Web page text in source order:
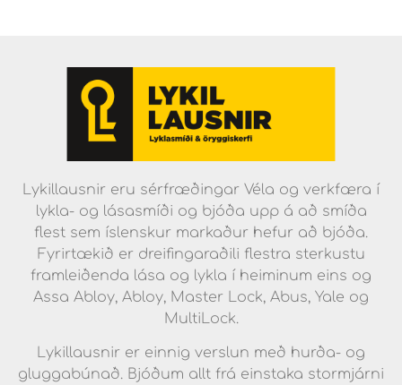
Lykillausnir eru sérfræðingar Véla og verkfæra í
lykla- og lásasmíði og bjóða upp á að smíða
flest sem íslenskur markaður hefur að bjóða.
Fyrirtækið er dreifingaraðili flestra sterkustu
framleiðenda lása og lykla í heiminum eins og
Assa Abloy, Abloy, Master Lock, Abus, Yale og
MultiLock.
Lykillausnir er einnig verslun með hurða- og
gluggabúnað. Bjóðum allt frá einstaka stormjárni